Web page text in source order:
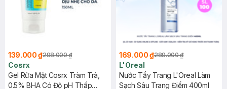
139.000 ₫298.000 ₫
Cosrx
Gel Rửa Mặt Cosrx Tràm Trà,
0.5% BHA Có Độ pH Thấp
169.000 ₫289.000 ₫
L'Oreal
Nước Tẩy Trang L'Oreal Làm
Sạch Sâu Trang Điểm 400ml